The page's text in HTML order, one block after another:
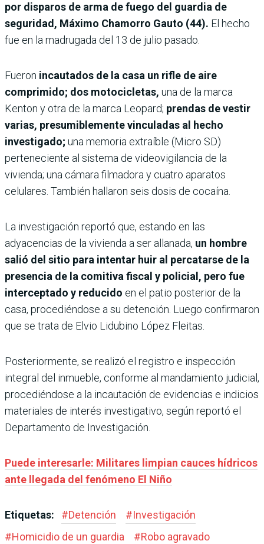
por disparos de arma de fuego del guardia de
seguridad, Máximo Chamorro Gauto (44). El hecho
fue en la madrugada del 13 de julio pasado.
Fueron incautados de la casa un rifle de aire
comprimido; dos motocicletas, una de la marca
Kenton y otra de la marca Leopard; prendas de vestir
varias, presumiblemente vinculadas al hecho
investigado; una memoria extraíble (Micro SD)
perteneciente al sistema de videovigilancia de la
vivienda; una cámara filmadora y cuatro aparatos
celulares. También hallaron seis dosis de cocaína.
La investigación reportó que, estando en las
adyacencias de la vivienda a ser allanada, un hombre
salió del sitio para intentar huir al percatarse de la
presencia de la comitiva fiscal y policial, pero fue
interceptado y reducido en el patio posterior de la
casa, procediéndose a su detención. Luego confirmaron
que se trata de Elvio Lidubino López Fleitas.
Posteriormente, se realizó el registro e inspección
integral del inmueble, conforme al mandamiento judicial,
procediéndose a la incautación de evidencias e indicios
materiales de interés investigativo, según reportó el
Departamento de Investigación.
Puede interesarle: Militares limpian cauces hídricos
ante llegada del fenómeno El Niño
Etiquetas: #Detención #Investigación
#Homicidio de un guardia #Robo agravado